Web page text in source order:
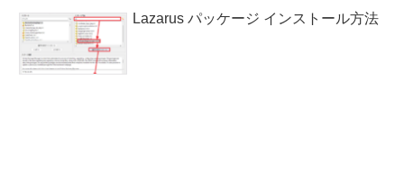
Lazarus パッケージ インストール方法